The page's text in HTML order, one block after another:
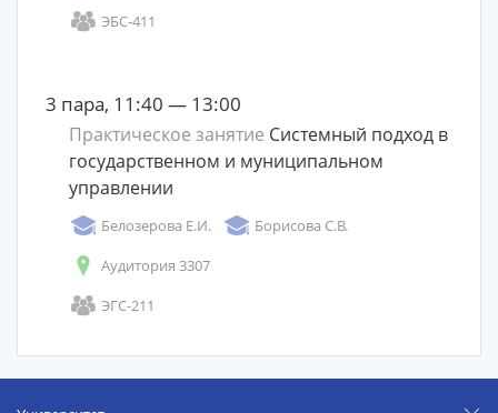
ЭБС-411
3 пара, 11:40 — 13:00
Практическое занятие Системный подход в
государственном и муниципальном
управлении
Белозерова Е.И.
Борисова С.В.
Аудитория 3307
ЭГС-211